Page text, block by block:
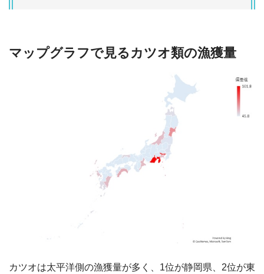
マップグラフで見るカツオ類の漁獲量
カツオは太平洋側の漁獲量が多く、1位が静岡県、2位が東